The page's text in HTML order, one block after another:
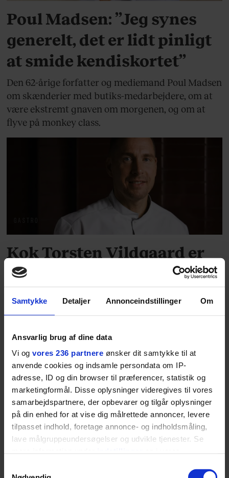
Samtykke Detaljer Annonceindstillinger Om
Ansvarlig brug af dine data
Vi og vores 236 partnere ønsker dit samtykke til at
anvende cookies og indsamle persondata om IP-
adresse, ID og din browser til præferencer, statistik og
marketingformål. Disse oplysninger videregives til vores
samarbejdspartnere, der opbevarer og tilgår oplysninger
på din enhed for at vise dig målrettede annoncer, levere
tilpasset indhold, foretage annonce- og indholdsmåling,
lave målgruppeundersøgelser og udvikle tjenester. Se
tilbage eller ændre indstillinger fra vores
Poul Madsen: ”Jeg synes
generelt, det er lidt pinligt
at smide kendiskortet”
Den 62-årige forfatter og mediemand Poul Madsen
om skænderier med butiks-medarbejdere, om at
være ekstremt gnaven om morgenen, og om at
flyve på monkey class.
Kok Torsten Vildgaard er
rykket til Dubai: ”Det har
vist sig at være en
udfordring at skaffe
råvarer af den kvalitet, vi
arbejder med”
Torsten Vildgaard regnes for at være en af
Danmarks bedste kokke. Ad to omgange var han
en af de vigtigste hjerner bag Nomas kulinariske
profil, og i den mellemliggende periode havde han
stor succes med restauranten Studio. Planerne om
egen restaurant i København var kørt i stilling,
den drøm. Det bragte imidlertid nye muligheder